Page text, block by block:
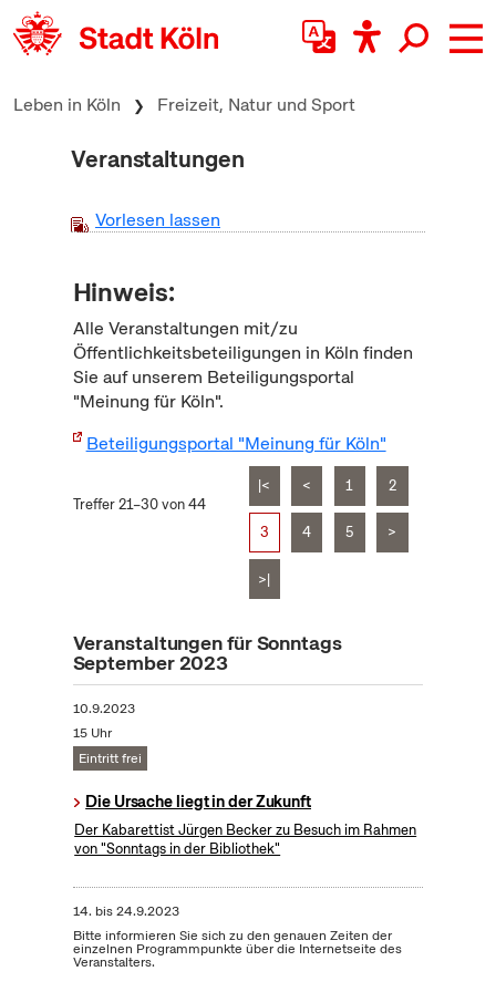
zum Inhalt springen
Leben in Köln Freizeit, Natur und Sport
Veranstaltungen
Vorlesen lassen
Hinweis:
Alle Veranstaltungen mit/zu
Öffentlichkeitsbeteiligungen in Köln finden
Sie auf unserem Beteiligungsportal
"Meinung für Köln".
Beteiligungsportal "Meinung für Köln"
Treffer 21–30 von 44
|< < 1 2
3 4 5 >
>|
Veranstaltungen für Sonntags
September 2023
10.9.2023
15 Uhr
Eintritt frei
Die Ursache liegt in der Zukunft
Der Kabarettist Jürgen Becker zu Besuch im Rahmen
von "Sonntags in der Bibliothek"
14. bis24.9.2023
Bitte informieren Sie sich zu den genauen Zeiten der
einzelnen Programmpunkte über die Internetseite des
Veranstalters.